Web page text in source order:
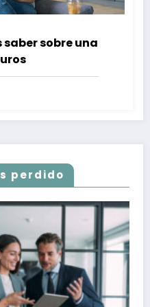
sobre una
perdido